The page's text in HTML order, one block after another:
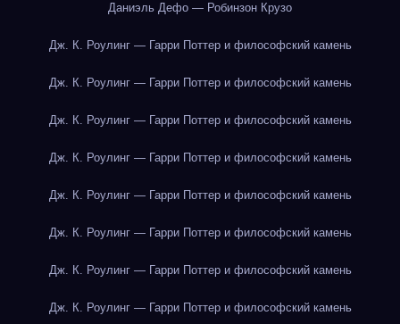
Даниэль Дефо — Робинзон Крузо
Дж. К. Роулинг — Гарри Поттер и философский камень
Дж. К. Роулинг — Гарри Поттер и философский камень
Дж. К. Роулинг — Гарри Поттер и философский камень
Дж. К. Роулинг — Гарри Поттер и философский камень
Дж. К. Роулинг — Гарри Поттер и философский камень
Дж. К. Роулинг — Гарри Поттер и философский камень
Дж. К. Роулинг — Гарри Поттер и философский камень
Дж. К. Роулинг — Гарри Поттер и философский камень